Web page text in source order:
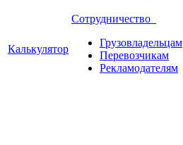
Калькулятор
Сотрудничество
Грузовладельцам
Перевозчикам
Рекламодателям